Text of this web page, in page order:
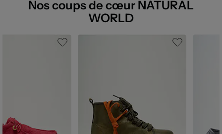
Nos coups de cœur NATURAL
WORLD